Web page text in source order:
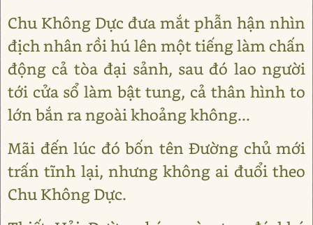
Chu Không Dực đưa mắt phẫn hận nhìn
địch nhân rồi hú lên một tiếng làm chấn
động cả tòa đại sảnh, sau đó lao người
tới cửa sổ làm bật tung, cả thân hình to
lớn bắn ra ngoài khoảng không...
Mãi đến lúc đó bốn tên Đường chủ mới
trấn tĩnh lại, nhưng không ai đuổi theo
Chu Không Dực.